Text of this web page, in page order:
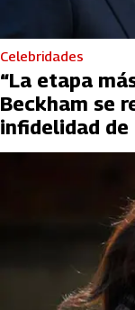
Celebridades
“La etapa
Beckham se
infidelidad de